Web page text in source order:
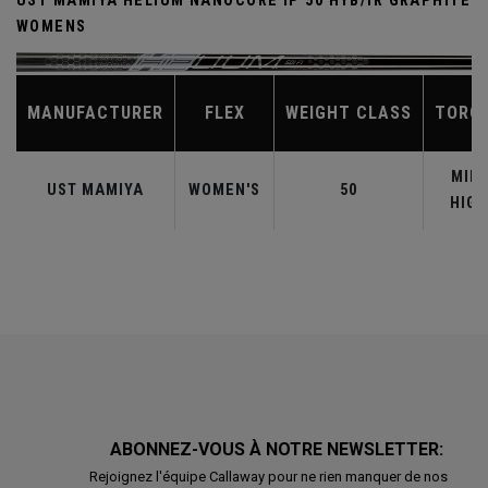
WOMENS
MANUFACTURER FLEX WEIGHT CLASS
UST MAMIYA WOMEN'S 50
MID-
HIGH
ABONNEZ-VOUS À NOTRE NEWSLETTER:
Rejoignez l'équipe Callaway pour ne rien manquer de nos